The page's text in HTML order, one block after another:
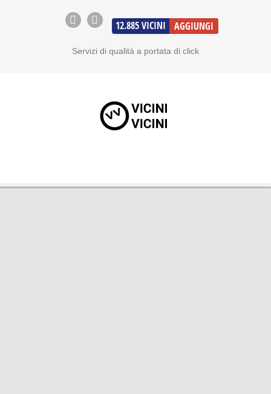
12.885 VICINI AGGIUNGI
Servizi di qualità a portata di click